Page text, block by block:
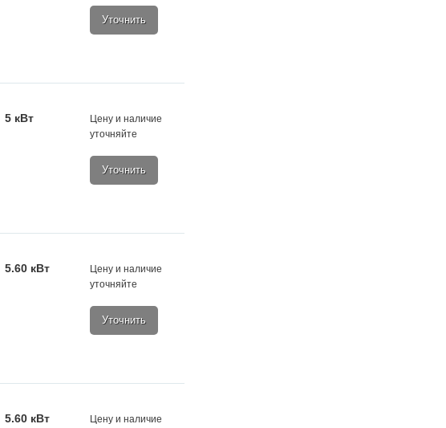
Уточнить
Цену и наличие
уточняйте
Уточнить
5 кВт
Цену и наличие
уточняйте
Уточнить
5.60 кВт
Цену и наличие
5.60 кВт